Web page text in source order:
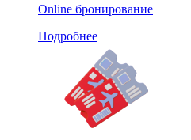
Online бронирование
Подробнее